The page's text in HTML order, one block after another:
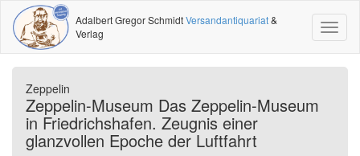
Adalbert Gregor SchmidtVersandantiquariat&
Verlag
Zeppelin
Zeppelin-Museum Das Zeppelin-Museum
in Friedrichshafen. Zeugnis einer
glanzvollen Epoche der Luftfahrt